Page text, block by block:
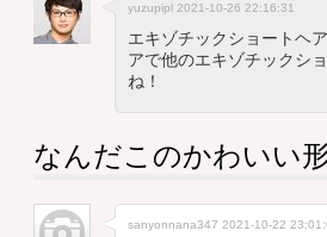
yuzupipl 2021-10-26 22:16:31
エキゾチックショートヘ
アで他のエキゾチックシ
ね！
なんだこのかわいい
sanyonnana347 2021-10-22